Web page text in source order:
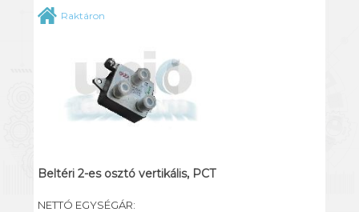
Raktáron
Beltéri 2-es osztó vertikális, PCT
NETTÓ EGYSÉGÁR: